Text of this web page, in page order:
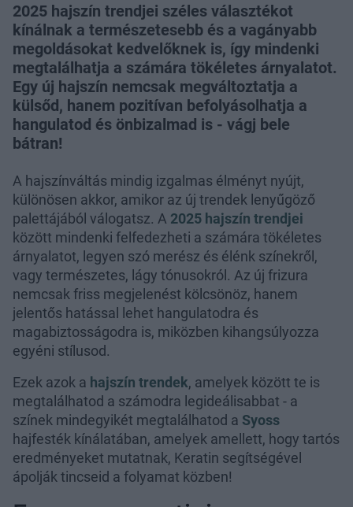
2025 hajszín trendjei széles választékot
kínálnak a természetesebb és a vagányabb
megoldásokat kedvelőknek is, így mindenki
megtalálhatja a számára tökéletes árnyalatot.
Egy új hajszín nemcsak megváltoztatja a
külsőd, hanem pozitívan befolyásolhatja a
hangulatod és önbizalmad is - vágj bele
bátran!
A hajszínváltás mindig izgalmas élményt nyújt,
különösen akkor, amikor az új trendek lenyűgöző
palettájából válogatsz. A 2025 hajszín trendjei
között mindenki felfedezheti a számára tökéletes
árnyalatot, legyen szó merész és élénk színekről,
vagy természetes, lágy tónusokról. Az új frizura
nemcsak friss megjelenést kölcsönöz, hanem
jelentős hatással lehet hangulatodra és
magabiztosságodra is, miközben kihangsúlyozza
egyéni stílusod.
Ezek azok a hajszín trendek, amelyek között te is
megtalálhatod a számodra legideálisabbat - a
színek mindegyikét megtalálhatod a Syoss
hajfesték kínálatában, amelyek amellett, hogy tartós
eredményeket mutatnak, Keratin segítségével
ápolják tincseid a folyamat közben!